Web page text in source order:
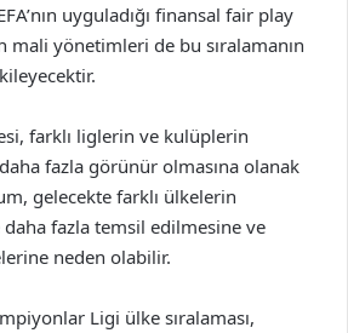
uyguladığı finansal fair play
mali yönetimleri de bu sıralamanın
farklı liglerin ve kulüplerin
fazla görünür olmasına olanak
gelecekte farklı ülkelerin
fazla temsil edilmesine ve
neden olabilir.
Ligi ülke sıralaması,